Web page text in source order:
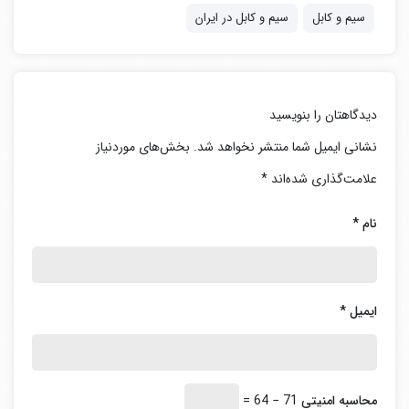
به توجه زیادی نیاز دارد.
خواهیم شناخت.
مشخصات فنی سیم و کابل برق
سیم و کابل
سیم و کابل در ایران
دیدگاهتان را بنویسید
نشانی ایمیل شما منتشر نخواهد شد. بخش‌های موردنیاز
علامت‌گذاری شده‌اند *
نام*
ایمیل*
محاسبه امنیتی 71 − 64 =